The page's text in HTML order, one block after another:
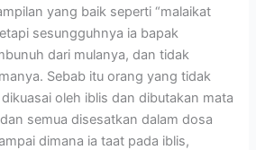
yang baik seperti “malaikat
sesungguhnya ia bapak
dari mulanya, dan tidak
Sebab itu orang yang tidak
oleh iblis dan dibutakan mata
semua disesatkan dalam dosa
dimana ia taat pada iblis,